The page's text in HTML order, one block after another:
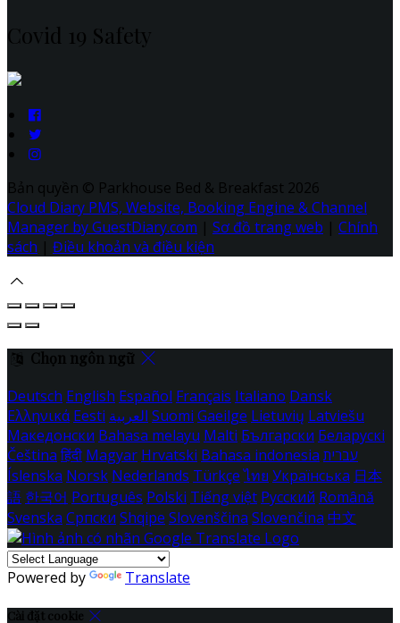
Covid 19 Safety
Bản quyền © Parkhouse Bed & Breakfast 2026
Cloud Diary PMS, Website, Booking Engine & Channel
Manager by GuestDiary.com | Sơ đồ trang web | Chính
sách | Điều khoản và điều kiện
Chọn ngôn ngữ
Deutsch English Español Français Italiano Dansk
Ελληνικά Eesti العربية Suomi Gaeilge Lietuvių Latviešu
Македонски Bahasa melayu Malti Български Беларускі
Čeština हिंदी Magyar Hrvatski Bahasa indonesia עברית
Íslenska Norsk Nederlands Türkçe ไทย Українська 日本
語 한국어 Português Polski Tiếng việt Русский Română
Svenska Српски Shqipe Slovenščina Slovenčina 中文
Powered by Translate
Cài đặt cookie